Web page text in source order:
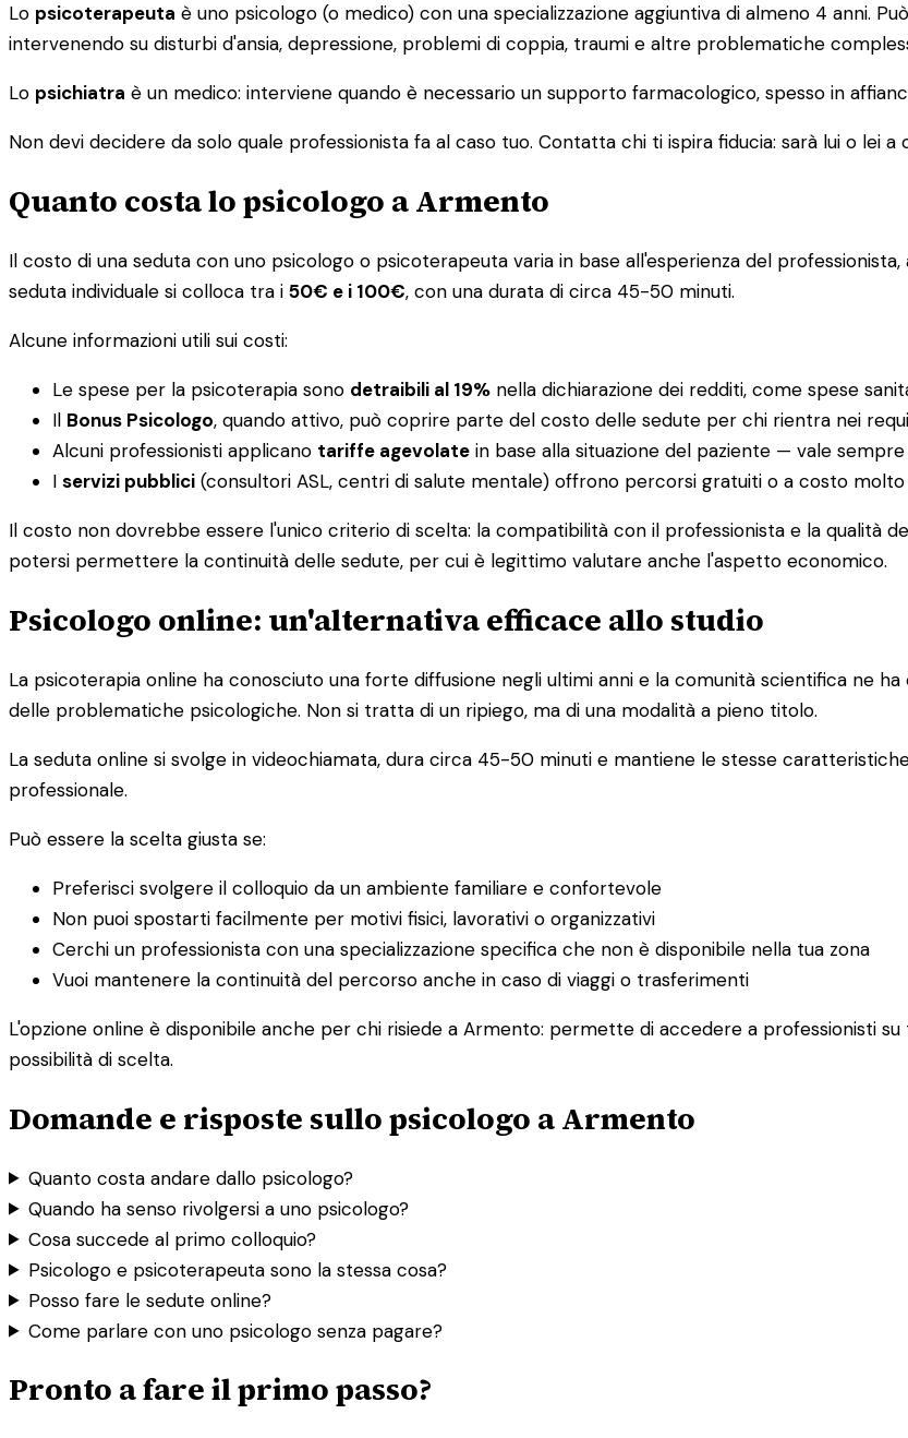
Lo psicoterapeuta è uno psicologo (o medico) con una specializzazione aggiuntiva di almeno 4 anni.
intervenendo su disturbi d'ansia, depressione, problemi di coppia, traumi e altre problematiche
Lo psichiatra è un medico: interviene quando è necessario un supporto farmacologico, spesso in
Non devi decidere da solo quale professionista fa al caso tuo. Contatta chi ti ispira fiducia: sarà lui o lei
Quanto costa lo psicologo a Armento
Il costo di una seduta con uno psicologo o psicoterapeuta varia in base all'esperienza del
seduta individuale si colloca tra i 50€ e i 100€, con una durata di circa 45-50 minuti.
Alcune informazioni utili sui costi:
Le spese per la psicoterapia sono detraibili al 19% nella dichiarazione dei redditi, come spese
Il Bonus Psicologo, quando attivo, può coprire parte del costo delle sedute per chi rientra nei
Alcuni professionisti applicano tariffe agevolate in base alla situazione del paziente — vale
I servizi pubblici (consultori ASL, centri di salute mentale) offrono percorsi gratuiti o a costo
Il costo non dovrebbe essere l'unico criterio di scelta: la compatibilità con il professionista e la qualità
potersi permettere la continuità delle sedute, per cui è legittimo valutare anche l'aspetto economico.
Psicologo online: un'alternativa efficace allo studio
La psicoterapia online ha conosciuto una forte diffusione negli ultimi anni e la comunità scientifica ne
delle problematiche psicologiche. Non si tratta di un ripiego, ma di una modalità a pieno titolo.
La seduta online si svolge in videochiamata, dura circa 45-50 minuti e mantiene le stesse
professionale.
Può essere la scelta giusta se:
Preferisci svolgere il colloquio da un ambiente familiare e confortevole
Non puoi spostarti facilmente per motivi fisici, lavorativi o organizzativi
Cerchi un professionista con una specializzazione specifica che non è disponibile nella tua zona
Vuoi mantenere la continuità del percorso anche in caso di viaggi o trasferimenti
L'opzione online è disponibile anche per chi risiede a Armento: permette di accedere a professionisti
possibilità di scelta.
Domande e risposte sullo psicologo a Armento
Quanto costa andare dallo psicologo?
Quando ha senso rivolgersi a uno psicologo?
Cosa succede al primo colloquio?
Psicologo e psicoterapeuta sono la stessa cosa?
Posso fare le sedute online?
Come parlare con uno psicologo senza pagare?
Pronto a fare il primo passo?